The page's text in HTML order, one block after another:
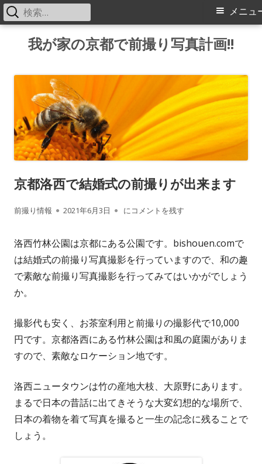
我が家の京都で前撮り写真計画!!
メ
メニュ
検
索:
京都洛西で結婚式の前撮りが出来ます
作
前撮り情報
公
2021年6月3日 京都洛西で結婚式の前撮りが出来ます
にコメントを残す
洛西竹林公園は京都にある公園です。bishouen.comで
は結婚式の前撮り写真撮影を行っていますので、和の趣
で素敵な前撮り写真撮影を行ってみてはいかがでしょう
か。
撮影代も安く、お茶室利用と前撮りの撮影代で10,000
円です。京都洛西にある竹林公園は和風の庭園がありま
すので、素敵なロケーション地です。
洛西ニュータウンは竹の産地大枝、大原野にあります。
まるで日本の昔話に出てきそうな大変幻想的な場所で、
日本の着物を着て写真を撮ると一生の記念に残ることで
しょう。